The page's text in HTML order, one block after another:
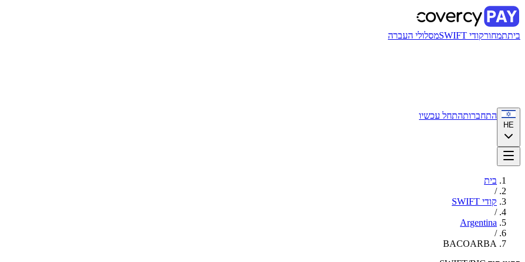
ביתתמחורקודי SWIFT מסלולי העברה
HE
התחברותהתחל עכשיו
בית
/
קודי SWIFT
/
Argentina
/
BACOARBA